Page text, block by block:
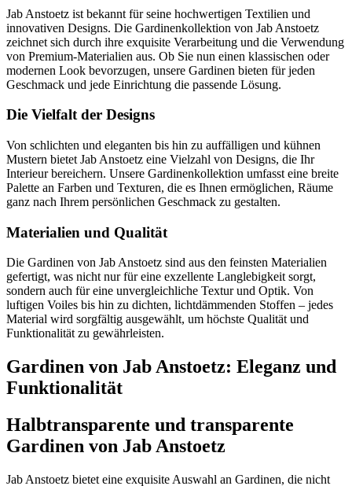
Jab Anstoetz ist bekannt für seine hochwertigen Textilien und
innovativen Designs. Die Gardinenkollektion von Jab Anstoetz
zeichnet sich durch ihre exquisite Verarbeitung und die Verwendung
von Premium-Materialien aus. Ob Sie nun einen klassischen oder
modernen Look bevorzugen, unsere Gardinen bieten für jeden
Geschmack und jede Einrichtung die passende Lösung.
Die Vielfalt der Designs
Von schlichten und eleganten bis hin zu auffälligen und kühnen
Mustern bietet Jab Anstoetz eine Vielzahl von Designs, die Ihr
Interieur bereichern. Unsere Gardinenkollektion umfasst eine breite
Palette an Farben und Texturen, die es Ihnen ermöglichen, Räume
ganz nach Ihrem persönlichen Geschmack zu gestalten.
Materialien und Qualität
Die Gardinen von Jab Anstoetz sind aus den feinsten Materialien
gefertigt, was nicht nur für eine exzellente Langlebigkeit sorgt,
sondern auch für eine unvergleichliche Textur und Optik. Von
luftigen Voiles bis hin zu dichten, lichtdämmenden Stoffen – jedes
Material wird sorgfältig ausgewählt, um höchste Qualität und
Funktionalität zu gewährleisten.
Gardinen von Jab Anstoetz: Eleganz und
Funktionalität
Halbtransparente und transparente
Gardinen von Jab Anstoetz
Jab Anstoetz bietet eine exquisite Auswahl an Gardinen, die nicht